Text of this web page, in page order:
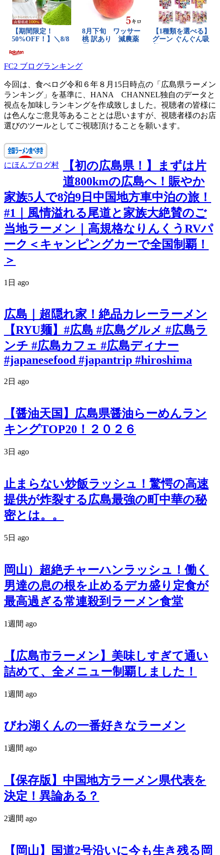
FC2 ブログランキング
今回は、食べログ令和６年８月15日時点の「広島県ラーメン
ランキング」を基準に、HANA CHANNEL独自のデータと
視点を加味しランキングを作成致しました。視聴者の皆様に
は色んなご意見等あることとは思いますが、視聴者様のお店
選びのツールとしてご視聴頂けることを願います。
にほんブログ村
【初の広島県！】まずは片
道800kmの広島へ！賑やか
家族5人で8泊9日中国地方車中泊の旅！
#1｜風情溢れる尾道と家族大絶賛のご
当地ラーメン｜高規格なりんくうRVパ
ーク＜キャンピングカーで全国制覇！
＞
1日 ago
広島｜超隠れ家！絶品カレーラーメン
【RYU麺】#広島 #広島グルメ #広島ラ
ンチ #広島カフェ #広島ディナー
#japanesefood #japantrip #hiroshima
2日 ago
【醤油天国】広島県醤油らーめんラン
キングTOP20！２０２６
3日 ago
止まらない炒飯ラッシュ！驚愕の高速
提供が炸裂する広島最強の町中華の秘
密とは。。
5日 ago
岡山）超絶チャーハンラッシュ！働く
男達の息の根を止めるデカ盛り定食が
最高過ぎる常連殺到ラーメン食堂
1週間 ago
【広島市ラーメン】美味しすぎて通い
詰めて、全メニュー制覇しました！
1週間 ago
びわ湖くんの一番好きなラーメン
1週間 ago
【保存版】中国地方ラーメン県代表を
決定！異論ある？
2週間 ago
【岡山】国道2号沿いに今も生き残る岡